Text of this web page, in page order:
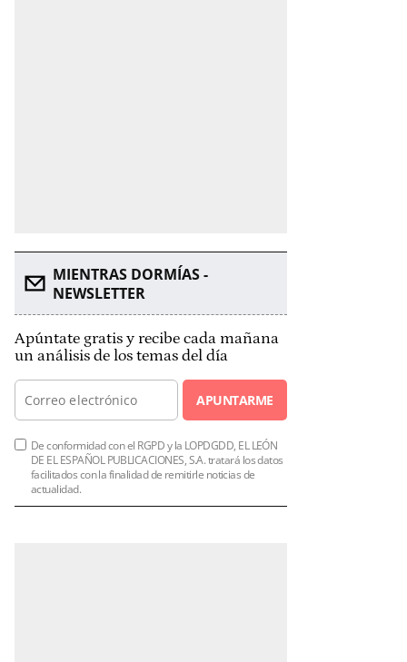
MIENTRAS DORMÍAS -
NEWSLETTER
Apúntate gratis y recibe cada mañana
un análisis de los temas del día
APUNTARME
De conformidad con el RGPD y la LOPDGDD, EL LEÓN
DE EL ESPAÑOL PUBLICACIONES, S.A. tratará los datos
facilitados con la finalidad de remitirle noticias de
actualidad.